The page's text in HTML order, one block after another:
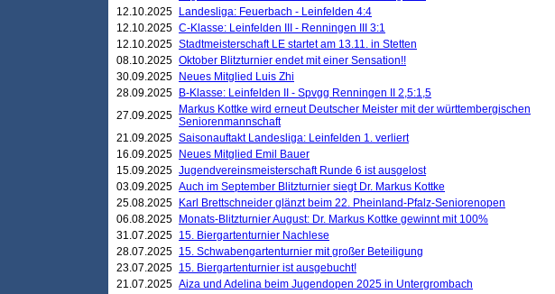
12.10.2025
Landesliga: Feuerbach - Leinfelden 4:4
12.10.2025 C-Klasse: Leinfelden III - Renningen III 3:1
12.10.2025 Stadtmeisterschaft LE startet am 13.11. in Stetten
08.10.2025 Oktober Blitzturnier endet mit einer Sensation!!
30.09.2025
Neues Mitglied Luis Zhi
28.09.2025
B-Klasse: Leinfelden II - Spvgg Renningen II 2,5:1,5
27.09.2025
Markus Kottke wird erneut Deutscher Meister mit der württembergischen
Seniorenmannschaft
21.09.2025 Saisonauftakt Landesliga: Leinfelden 1. verliert
16.09.2025
Neues Mitglied Emil Bauer
15.09.2025 Jugendvereinsmeisterschaft Runde 6 ist ausgelost
03.09.2025 Auch im September Blitzturnier siegt Dr. Markus Kottke
25.08.2025
Karl Brettschneider glänzt beim 22. Pheinland-Pfalz-Seniorenopen
06.08.2025
Monats-Blitzturnier August: Dr. Markus Kottke gewinnt mit 100%
31.07.2025 15. Biergartenturnier Nachlese
28.07.2025 15. Schwabengartenturnier mit großer Beteiligung
23.07.2025 15. Biergartenturnier ist ausgebucht!
21.07.2025 Aiza und Adelina beim Jugendopen 2025 in Untergrombach